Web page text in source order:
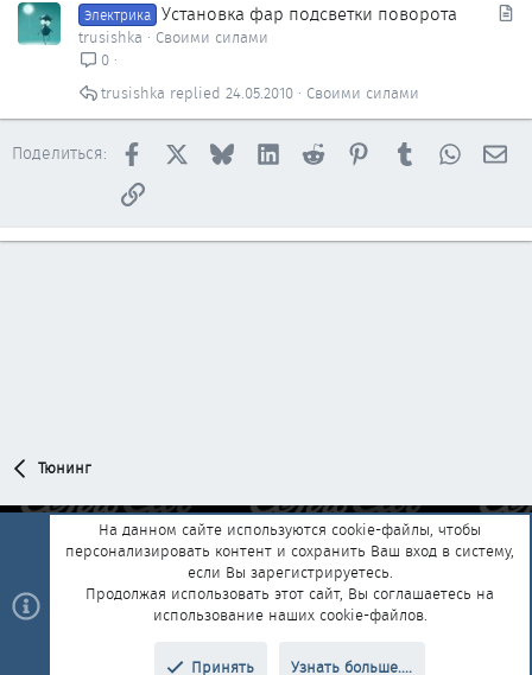
я
Электрика Установка фар подсветки поворота
trusishka
Своими силами
0
Своими силами
24.05.2010
trusishka
Поделиться: Facebook BlueskyLinkedInReddit PinterestTumblr
Ссылка
Тюнинг
Обратная связь
Условия и правила
Политика конфиденциальности
Помощь Главная
R
®
На данном сайте используются cookie-файлы, чтобы
персонализировать контент и сохранить Ваш вход в систему,
если Вы зарегистрируетесь.
Продолжая использовать этот сайт, Вы соглашаетесь на
использование наших cookie-файлов.
Принять Узнать больше....